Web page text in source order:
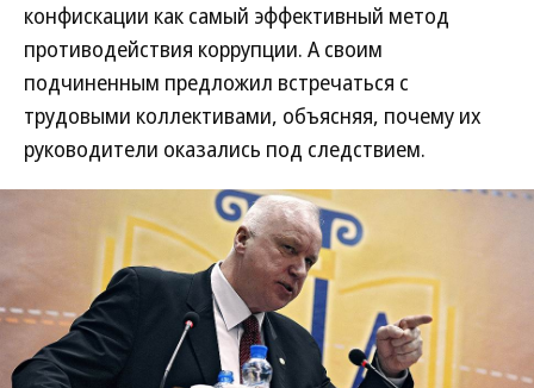
конфискации как самый эффективный метод
противодействия коррупции. А своим
подчиненным предложил встречаться с
трудовыми коллективами, объясняя, почему их
руководители оказались под следствием.